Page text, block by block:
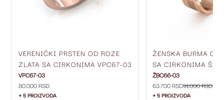
VERENIČKI PRSTEN OD ROZE
ZLATA SA CIRKONIMA VPC67-03
VPC67-03
80.000 RSD
+ 5 PROIZVODA
ŽENSKA BURMA OD
SA CIRKONIMA
ŽBC66-03
ŽBC66-03
63.700 RSD91.000 RSD
+ 5 PROIZVODA